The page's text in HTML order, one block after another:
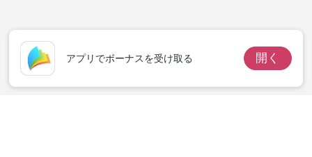
アプリでボーナスを受け取る 開く